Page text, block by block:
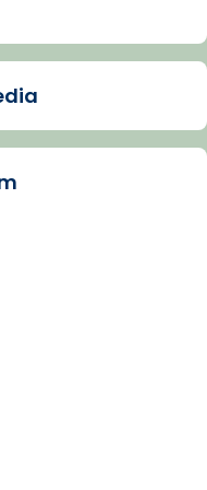
Tortosa, ha